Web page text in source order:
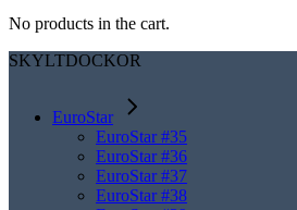
No products in the cart.
SKYLTDOCKOR
EuroStar
EuroStar #35
EuroStar #36
EuroStar #37
EuroStar #38